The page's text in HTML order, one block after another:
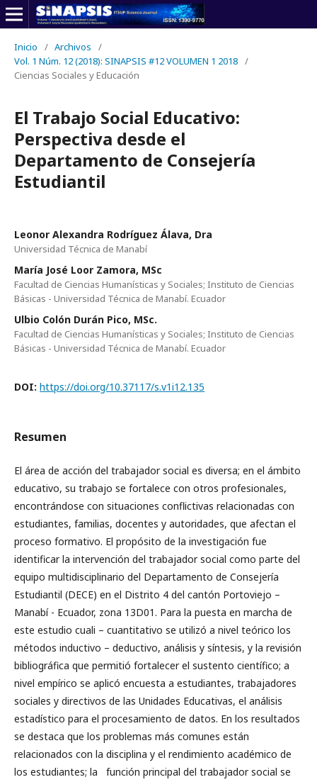
Inicio / Archivos
/
Vol. 1 Núm. 12 (2018): SINAPSIS #12 VOLUMEN 1 2018 /
Ciencias Sociales y Educación
El Trabajo Social Educativo:
Perspectiva desde el
Departamento de Consejería
Estudiantil
Leonor Alexandra Rodríguez Álava, Dra
Universidad Técnica de Manabí
María José Loor Zamora, MSc
Facultad de Ciencias Humanísticas y Sociales; Instituto de Ciencias
Básicas - Universidad Técnica de Manabí. Ecuador
Ulbio Colón Durán Pico, MSc.
Facultad de Ciencias Humanísticas y Sociales; Instituto de Ciencias
Básicas - Universidad Técnica de Manabí. Ecuador
DOI: https://doi.org/10.37117/s.v1i12.135
Resumen
El área de acción del trabajador social es diversa; en el ámbito
educativo, su trabajo se fortalece con otros profesionales,
encontrándose con situaciones conflictivas relacionadas con
estudiantes, familias, docentes y autoridades, que afectan el
proceso formativo. El propósito de la investigación fue
identificar la intervención del trabajador social como parte del
equipo multidisciplinario del Departamento de Consejería
Estudiantil (DECE) en el Distrito 4 del cantón Portoviejo –
Manabí - Ecuador, zona 13D01. Para la puesta en marcha de
este estudio cuali – cuantitativo se utilizó a nivel teórico los
métodos inductivo – deductivo, análisis y síntesis, y la revisión
bibliográfica que permitió fortalecer el sustento científico; a
nivel empírico se aplicó encuesta a estudiantes, trabajadores
sociales y directivos de las Unidades Educativas, el análisis
estadístico para el procesamiento de datos. En los resultados
se destaca que los problemas más comunes están
relacionados con la disciplina y el rendimiento académico de
los estudiantes; la función principal del trabajador social se